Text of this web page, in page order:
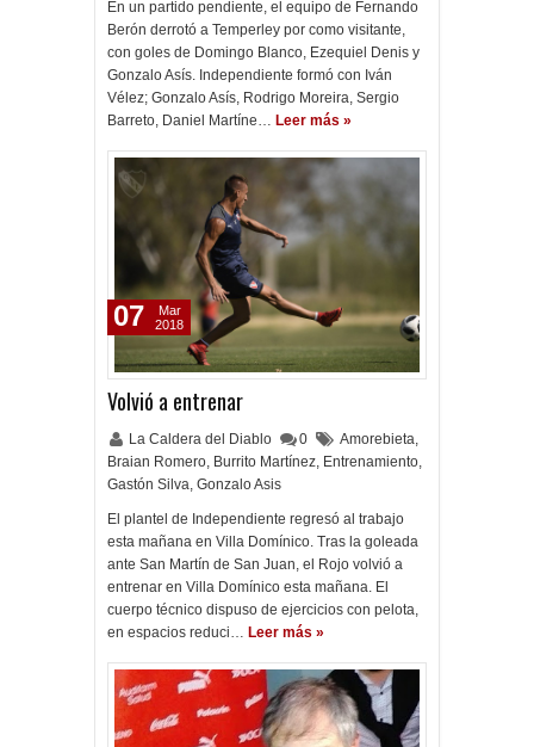
En un partido pendiente, el equipo de Fernando
Berón derrotó a Temperley por como visitante,
con goles de Domingo Blanco, Ezequiel Denis y
Gonzalo Asís. Independiente formó con Iván
Vélez; Gonzalo Asís, Rodrigo Moreira, Sergio
Barreto, Daniel Martíne… Leer más »
Volvió a entrenar
La Caldera del Diablo 0 Amorebieta,
Braian Romero, Burrito Martínez, Entrenamiento,
Gastón Silva, Gonzalo Asis
El plantel de Independiente regresó al trabajo
esta mañana en Villa Domínico. Tras la goleada
ante San Martín de San Juan, el Rojo volvió a
entrenar en Villa Domínico esta mañana. El
cuerpo técnico dispuso de ejercicios con pelota,
en espacios reduci… Leer más »
07
Mar
2018